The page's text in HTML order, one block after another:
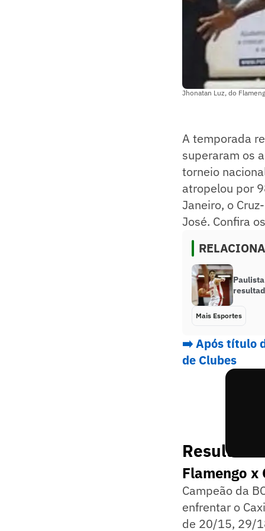
Jhonatan Luz, do
A temporada
superaram os
torneio
atropelou por
Janeiro, o
José. Confira
Mais Esportes
➡️ Após título
de Clubes
Flamengo x
Campeão da
enfrentar o
de 20/15, 29/